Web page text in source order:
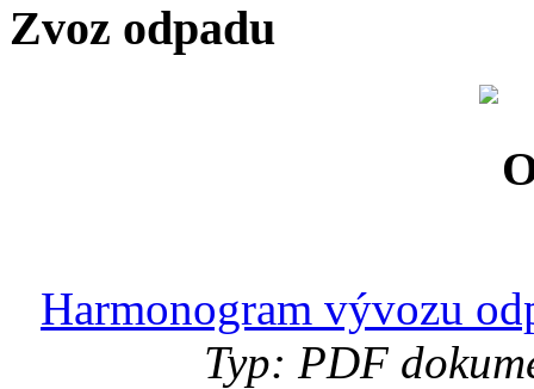
Zvoz odpadu
Harmonogram vývozu
Typ: PDF